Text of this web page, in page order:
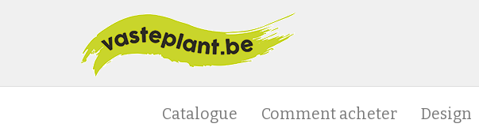
Catalogue Comment acheter Design